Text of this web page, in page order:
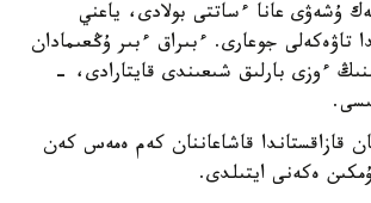
تەك ۇشەۋى عانا ءساتتى بولادى، ياعني
پايىزىندا تاۋەكەلى جوعارى. ءبىراق ءبىر ۇڭعىمادان
ءوزى بارلىق شىعىندى قايتارادى، -
قازاقستاندا قاشاعاننان كەم ەمەس كەن
ەكەنى ايتىلدى.